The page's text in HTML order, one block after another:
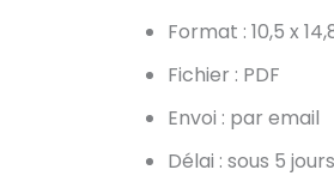
Format : 10,5 x
Fichier : PDF
Envoi : par email
Délai : sous 5